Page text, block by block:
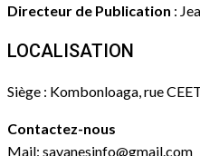
Directeur de Publication :
LOCALISATION
Siège : Kombonloaga, rue
Contactez-nous
Mail: savanesinfo@gmail.com